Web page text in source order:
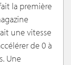
la première
une vitesse
de 0 à
Une